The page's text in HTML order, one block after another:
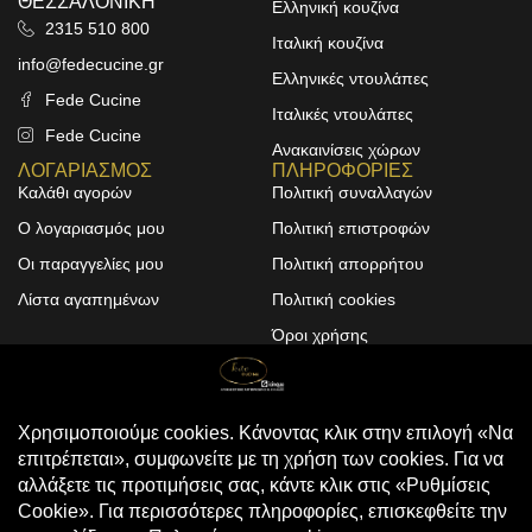
2315 510 800
info@fedecucine.gr
Fede Cucine
Fede Cucine
Ελληνική κουζίνα
Ιταλική κουζίνα
Ελληνικές ντουλάπες
Ιταλικές ντουλάπες
Ανακαινίσεις χώρων
ΛΟΓΑΡΙΑΣΜΟΣ
Καλάθι αγορών
Ο λογαριασμός μου
Οι παραγγελίες μου
Λίστα αγαπημένων
ΠΛΗΡΟΦΟΡΙΕΣ
Πολιτική συναλλαγών
Πολιτική επιστροφών
Πολιτική απορρήτου
Πολιτική cookies
Όροι χρήσης
© 2025 FEDE CUCINE
. All Rights
Reserved
Design & Development by
ALPHA DESIGNERS
Compare (0)